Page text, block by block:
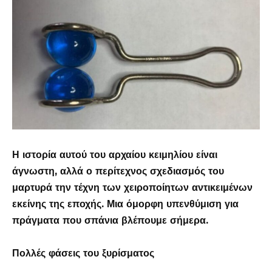
Η ιστορία αυτού του αρχαίου κειμηλίου είναι
άγνωστη, αλλά ο περίτεχνος σχεδιασμός του
μαρτυρά την τέχνη των χειροποίητων αντικειμένων
εκείνης της εποχής. Μια όμορφη υπενθύμιση για
πράγματα που σπάνια βλέπουμε σήμερα.
Πολλές φάσεις του ξυρίσματος